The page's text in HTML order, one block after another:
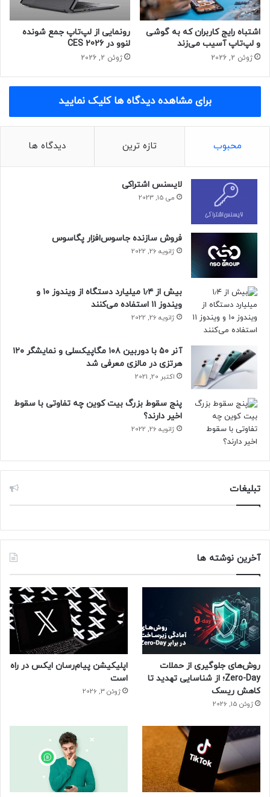
لپ‌تاپ به برق است، اگر دقت کرده باشید هنگامی که لپ‌تاپ را
به برق وصل می‌کنید، گاهی اوقات جرقه‌های کوچکی در اطراف
پریز به‌راحتی قابل مشاهده‌اند، همین جرقه‌ها یا به قولی نوسانات
برق باعث می‌شود که به لپ‌تاپ آسیب جدی وارد شود.
استفاده از پریزها یا سه راهی‌ها یا محافظ جریان برق می‌تواند
این مشکل را تا حد زیادی برطرف کند. توصیه می‌شود لپ‌تاپ را
مستقیم به برق وصل نکنید. علاوه بر این همواره سعی کنید از
newslan
نیوزلن: لپ‌تاپ کامپیوتر همراه باتری
اشتباه رایج کاربران که به گوشی
و لپ‌تاپ آسیب می‌زند
ژوئن 2, 2026
رونمایی از لپ‌تاپ جمع شونده
لنوو در 2026 CES
ژوئن 2, 2026
برای مشاهده دیدگاه ها کلیک نمایید
محبوب تازه ترین دیدگاه ها
لایسنس اشتراکی
می 15, 2023
فروش سازنده جاسوس‌افزار پگاسوس
ژانویه 26, 2022
بیش از ۱٫۴ میلیارد دستگاه از ویندوز ۱۰ و
ویندوز ۱۱ استفاده می‌کنند
ژانویه 26, 2022
آنر ۵۰ با دوربین ۱۰۸ مگاپیکسلی و نمایشگر ۱۲۰
هرتزی در مالزی معرفی شد
اکتبر 20, 2021
پنج سقوط بزرگ بیت کوین چه تفاوتی با سقوط
اخیر دارند؟
ژانویه 26, 2022
تبلیغات
آخرین نوشته ها
روش‌های جلوگیری از حملات
Zero-Day؛ از شناسایی تهدید تا
کاهش ریسک
ژوئن 15, 2026
اپلیکیشن پیام‌رسان ایکس در راه
است
ژوئن 3, 2026